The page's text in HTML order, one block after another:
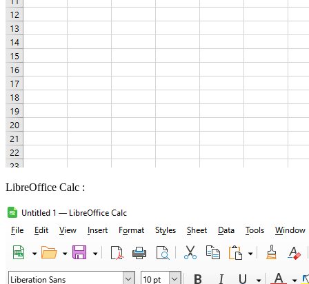
LibreOffice Calc :